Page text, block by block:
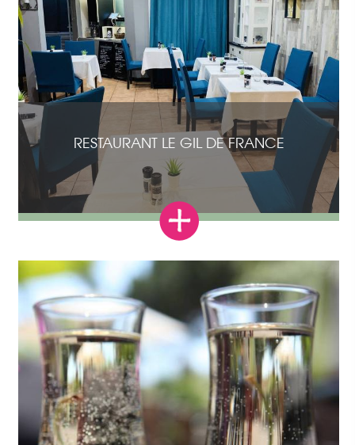
RESTAURANT LE GIL DE FRANCE
piscine couverte et chauffée, espace
détente avec sauna et massage bien être,
parking, vous accueil toute l'année. Situé au
cœur du Cap d’Agde, proche du...